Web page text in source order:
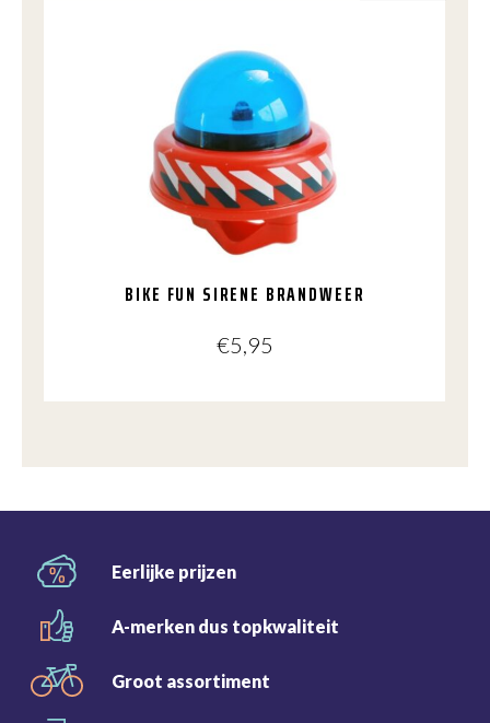
BIKE FUN SIRENE BRANDWEER
€5,95
Eerlijke prijzen
A-merken dus topkwaliteit
Groot assortiment